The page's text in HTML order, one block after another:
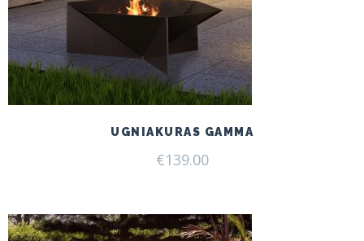
UGNIAKURAS GAMMA
€139.00